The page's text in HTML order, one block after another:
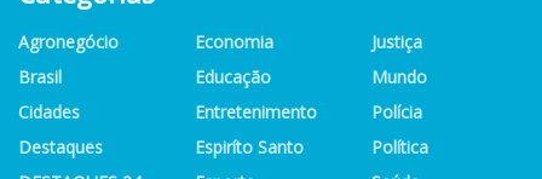
Agronegócio
Brasil
Cidades
Destaques
Economia
Educação
Entretenimento
Espiríto Santo
Justiça
Mundo
Polícia
Política